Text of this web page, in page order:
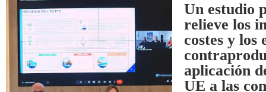
Un estudio
relieve los
costes y los
aplicación
UE a las